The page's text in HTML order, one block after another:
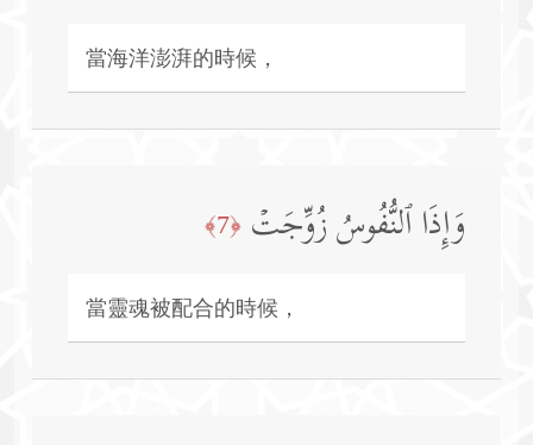
當海洋澎湃的時候，
وَإِذَا ٱلنُّفُوسُ زُوِّجَتۡ ﴿7﴾
當靈魂被配合的時候，